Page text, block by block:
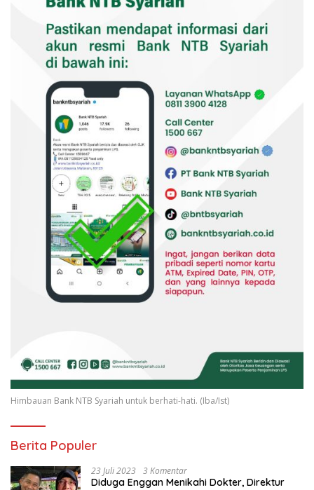
Himbauan Bank NTB Syariah untuk berhati-hati. (Iba/Ist)
Berita Populer
23 Juli 2023 3 Komentar
Diduga Enggan Menikahi Dokter, Direktur